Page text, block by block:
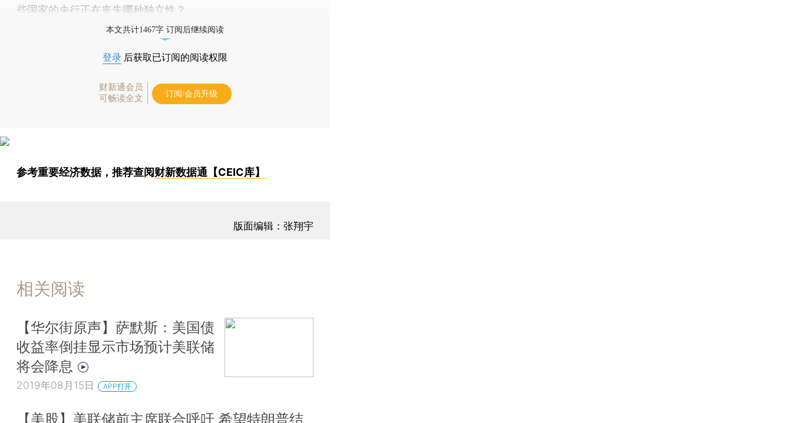
些国家的央行正在丧失哪种独立性？
本文共计1467字 订阅后继续阅读
登录 后获取已订阅的阅读权限
财新通会员
可畅读全文
订阅/会员升级
参考重要经济数据，推荐查阅财新数据通【CEIC库】
版面编辑：张翔宇
相关阅读
【华尔街原声】萨默斯：美国债
收益率倒挂显示市场预计美联储
将会降息
2019年08月15日 APP打开
【美股】美联储前主席联合呼吁 希望特朗普结